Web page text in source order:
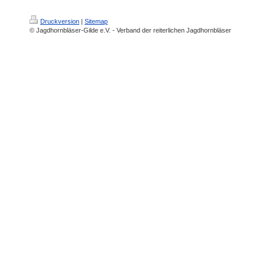
Druckversion | Sitemap
© Jagdhornbläser-Gilde e.V. - Verband der reiterlichen Jagdhornbläser